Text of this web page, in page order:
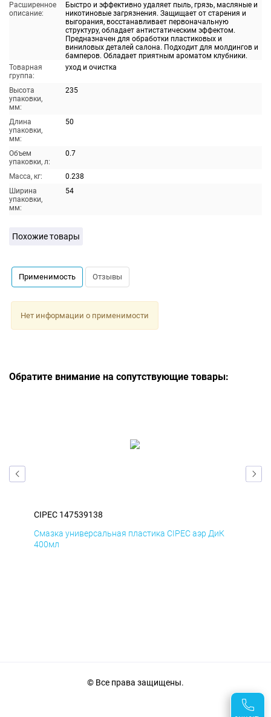
Расширенное
описание:
Быстро и эффективно удаляет пыль, грязь, масляные и
никотиновые загрязнения. Защищает от старения и
выгорания, восстанавливает первоначальную
структуру, обладает антистатическим эффектом.
Предназначен для обработки пластиковых и
виниловых деталей салона. Подходит для молдингов и
бамперов. Обладает приятным ароматом клубники.
Товарная
группа:
уход и очистка
Высота
упаковки,
мм:
235
Длина
упаковки,
мм:
50
Объем
упаковки, л:
0.7
Масса, кг:
0.238
Ширина
упаковки,
мм:
54
Похожие товары
Применимость Отзывы
Нет информации о применимости
Обратите внимание на сопутствующие товары:
CIPEC 147539138
Смазка универсальная пластика CIPEC аэр ДиК
400мл
© Все права защищены.